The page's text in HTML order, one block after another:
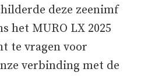
deze zeenimf
het MURO LX 2025
te vragen voor
verbinding met de